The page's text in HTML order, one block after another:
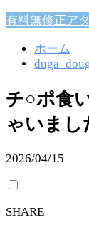
有料無修正ア
ホーム
チ○ポ食
ゃいま
2026/04/15
SHARE